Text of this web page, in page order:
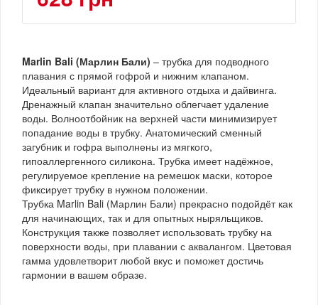
Marlin Bali (Марлин Бали) – трубка для подводного
плавания с прямой гофрой и нижним клапаном.
Идеальный вариант для активного отдыха и дайвинга.
Дренажный клапан значительно облегчает удаление
воды. Волноотбойник на верхней части минимизирует
попадание воды в трубку. Анатомический сменный
загубник и гофра выполнены из мягкого,
гипоаллергенного силикона. Трубка имеет надёжное,
регулируемое крепление на ремешок маски, которое
фиксирует трубку в нужном положении.
Трубка Marlin Bali (Марлин Бали) прекрасно подойдёт как
для начинающих, так и для опытных ныряльщиков.
Конструкция также позволяет использовать трубку на
поверхности воды, при плавании с аквалангом. Цветовая
гамма удовлетворит любой вкус и поможет достичь
гармонии в вашем образе.